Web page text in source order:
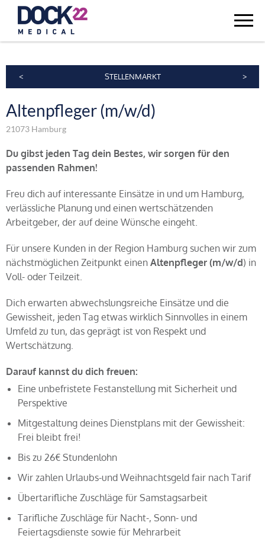
< >
STELLENMARKT
Altenpfleger (m/w/d)
21073 Hamburg
Du gibst jeden Tag dein Bestes, wir sorgen für den
passenden Rahmen!
Freu dich auf interessante Einsätze in und um Hamburg,
verlässliche Planung und einen wertschätzenden
Arbeitgeber, der auf deine Wünsche eingeht.
Für unsere Kunden in der Region Hamburg suchen wir zum
nächstmöglichen Zeitpunkt einen Altenpfleger (m/w/d) in
Voll- oder Teilzeit.
Dich erwarten abwechslungsreiche Einsätze und die
Gewissheit, jeden Tag etwas wirklich Sinnvolles in einem
Umfeld zu tun, das geprägt ist von Respekt und
Wertschätzung.
Darauf kannst du dich freuen:
Eine unbefristete Festanstellung mit Sicherheit und
Perspektive
Mitgestaltung deines Dienstplans mit der Gewissheit:
Frei bleibt frei!
Bis zu 26€ Stundenlohn
Wir zahlen Urlaubs-und Weihnachtsgeld fair nach Tarif
Übertarifliche Zuschläge für Samstagsarbeit
Tarifliche Zuschläge für Nacht-, Sonn- und
Feiertagsdienste sowie für Mehrarbeit